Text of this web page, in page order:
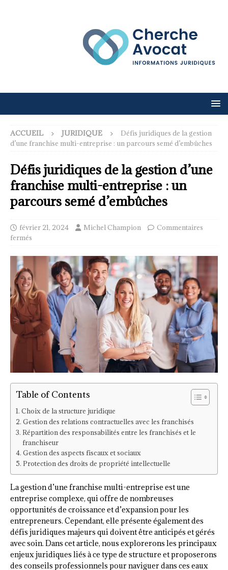
ACCUEIL JURIDIQUE
Défis juridiques de la gestion
d’une franchise multi-entreprise : un parcours semé d’embûches
Défis juridiques de la gestion d’une
franchise multi-entreprise : un
parcours semé d’embûches
février 21, 2024 Michel Champion
Commentaires
fermés
Table of Contents
Choix de la structure juridique
Gestion des relations contractuelles avec les franchisés
Répartition des responsabilités entre les franchisés et le
franchiseur
Gestion des aspects fiscaux et sociaux
Protection des droits de propriété intellectuelle
La gestion d’une franchise multi-entreprise est une
entreprise complexe, qui offre de nombreuses
opportunités de croissance et d’expansion pour les
entrepreneurs. Cependant, elle présente également des
défis juridiques majeurs qui doivent être anticipés et gérés
avec soin. Dans cet article, nous explorerons les principaux
enjeux juridiques liés à ce type de structure et proposerons
des conseils professionnels pour naviguer dans ces eaux